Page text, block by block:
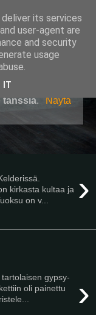
tanssia.
Näytä
›
kirkasta kultaa ja
on v...
›
gypsy-
oli painettu
its services
user-agent are
and security
usage
IT